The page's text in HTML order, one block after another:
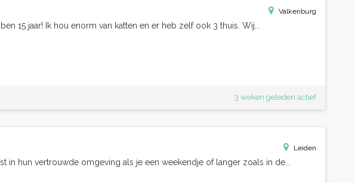
Valkenburg
15 jaar! Ik hou enorm van katten en er heb zelf ook 3 thuis. Wij...
3 weken geleden actief
Leiden
in hun vertrouwde omgeving als je een weekendje of langer zoals in de...